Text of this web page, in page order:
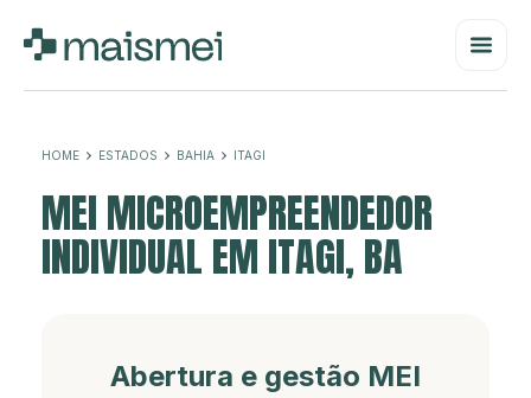
HOME ESTADOS BAHIA ITAGI
MEI MICROEMPREENDEDOR
INDIVIDUAL EM ITAGI, BA
Abertura e gestão MEI